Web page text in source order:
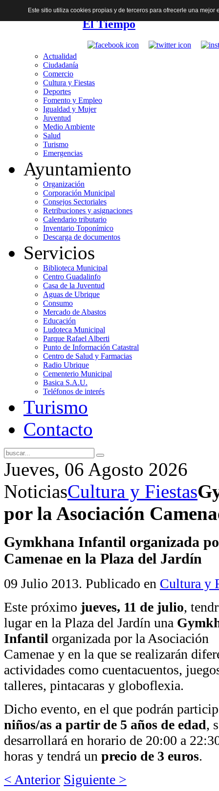
El Tiempo
Actualidad
Ciudadanía
Comercio
Cultura y Fiestas
Deportes
Fomento y Empleo
Igualdad y Mujer
Juventud
Medio Ambiente
Salud
Turismo
Emergencias
Ayuntamiento
Organización
Corporación Municipal
Consejos Sectoriales
Retribuciones y asignaciones
Calendario tributario
Inventario Toponímico
Descarga de documentos
Servicios
Biblioteca Municipal
Centro Guadalinfo
Casa de la Juventud
Aguas de Ubrique
Consumo
Mercado de Abastos
Educación
Ludoteca Municipal
Parque Rafael Alberti
Punto de Información Catastral
Centro de Salud y Farmacias
Radio Ubrique
Cementerio Municipal
Basica S.A.U.
Teléfonos de interés
Turismo
Contacto
Jueves, 06 Agosto 2026
NoticiasCultura y Fiestas
por la Asociación
Gymkhana Infantil organizada
Camenae en la Plaza del Jardín
09 Julio 2013. Publicado en Cultura y
Este próximo jueves, 11 de julio,
lugar en la Plaza del Jardín una
Infantil organizada por la Asociación
Camenae y en la que se realizarán
actividades como cuentacuentos,
talleres, pintacaras y globoflexia.
Dicho evento, en el que podrán
niños/as a partir de 5 años de edad,
desarrollará en horario de 20:00 a
horas y tendrá un precio de 3 euros.
< Anterior Siguiente >
Este sitio utiliza cookies propias y de terceros para ofrecerle una